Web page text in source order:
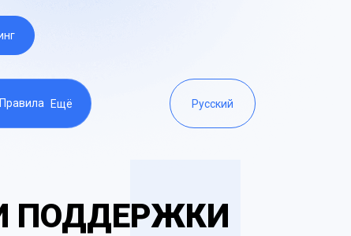
Правила Ещё Русский
И ПОДДЕРЖКИ